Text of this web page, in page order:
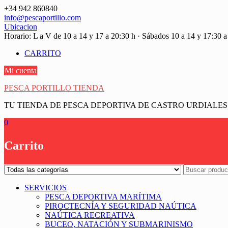
Saltar
contenido
+34 942 860840
info@pescaportillo.com
Ubicacion
Horario: L a V de 10 a 14 y 17 a 20:30 h · Sábados 10 a 14 y 17:30
CARRITO
Mi cuenta
PESCA PORTILLO TIENDA
TU TIENDA DE PESCA DEPORTIVA DE CASTRO URDIALES
0
Carrito
SERVICIOS
PESCA DEPORTIVA MARÍTIMA
PIROCTECNÍA Y SEGURIDAD NAÚTICA
NAÚTICA RECREATIVA
BUCEO, NATACIÓN Y SUBMARINISMO